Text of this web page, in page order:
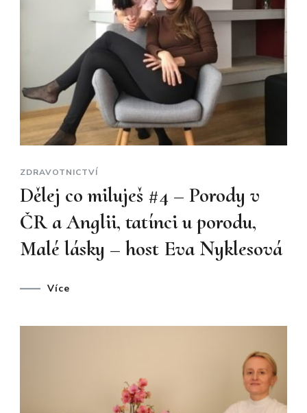
ZDRAVOTNICTVÍ
Dělej co miluješ #4 – Porody v
ČR a Anglii, tatínci u porodu,
Malé lásky – host Eva Nyklesová
Více